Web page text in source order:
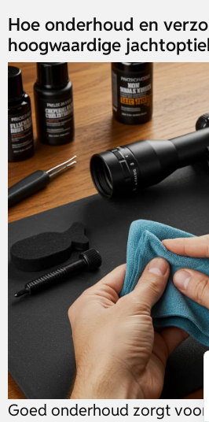
Hoe onderhoud en
hoogwaardige
Goed onderhoud zorgt voor